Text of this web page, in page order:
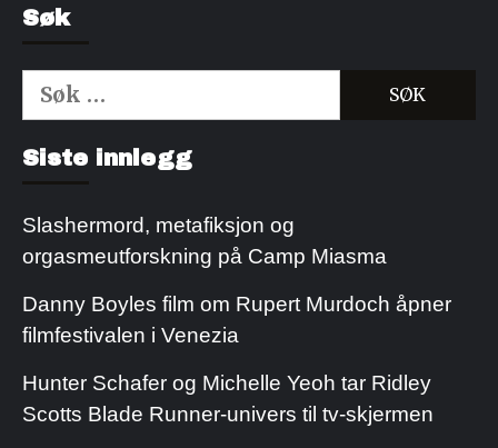
Søk
Søk
etter:
Siste innlegg
Slashermord, metafiksjon og
orgasmeutforskning på Camp Miasma
Danny Boyles film om Rupert Murdoch åpner
filmfestivalen i Venezia
Hunter Schafer og Michelle Yeoh tar Ridley
Scotts Blade Runner-univers til tv-skjermen